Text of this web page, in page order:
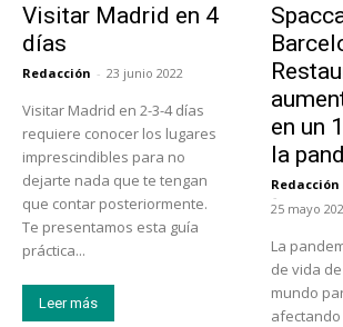
Visitar Madrid en 4
días
Redacción - 23 junio 2022
Visitar Madrid en 2-3-4 días
requiere conocer los lugares
imprescindibles para no
dejarte nada que te tengan
que contar posteriormente.
Te presentamos esta guía
práctica...
Leer más
en un
la
-
25 mayo
La
de vida
mundo